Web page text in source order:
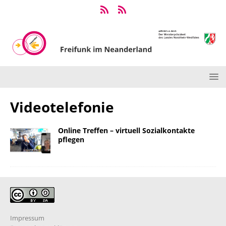
Videotelefonie
Online Treffen – virtuell Sozialkontakte
pflegen
Impressum